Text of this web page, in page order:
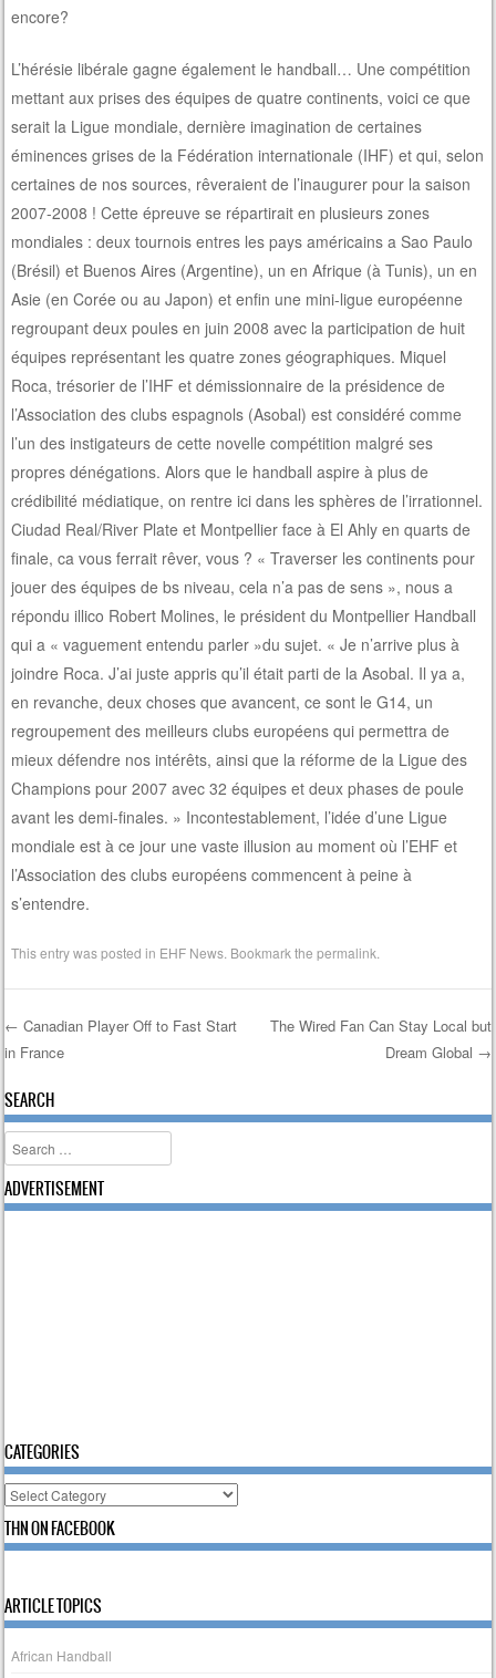
encore?
L’hérésie libérale gagne également le handball… Une compétition
mettant aux prises des équipes de quatre continents, voici ce que
serait la Ligue mondiale, dernière imagination de certaines
éminences grises de la Fédération internationale (IHF) et qui, selon
certaines de nos sources, rêveraient de l’inaugurer pour la saison
2007-2008 ! Cette épreuve se répartirait en plusieurs zones
mondiales : deux tournois entres les pays américains a Sao Paulo
(Brésil) et Buenos Aires (Argentine), un en Afrique (à Tunis), un en
Asie (en Corée ou au Japon) et enfin une mini-ligue européenne
regroupant deux poules en juin 2008 avec la participation de huit
équipes représentant les quatre zones géographiques. Miquel
Roca, trésorier de l’IHF et démissionnaire de la présidence de
l’Association des clubs espagnols (Asobal) est considéré comme
l’un des instigateurs de cette novelle compétition malgré ses
propres dénégations. Alors que le handball aspire à plus de
crédibilité médiatique, on rentre ici dans les sphères de l’irrationnel.
Ciudad Real/River Plate et Montpellier face à El Ahly en quarts de
finale, ca vous ferrait rêver, vous ? « Traverser les continents pour
jouer des équipes de bs niveau, cela n’a pas de sens », nous a
répondu illico Robert Molines, le président du Montpellier Handball
qui a « vaguement entendu parler »du sujet. « Je n’arrive plus à
joindre Roca. J’ai juste appris qu’il était parti de la Asobal. Il ya a,
en revanche, deux choses que avancent, ce sont le G14, un
regroupement des meilleurs clubs européens qui permettra de
mieux défendre nos intérêts, ainsi que la réforme de la Ligue des
Champions pour 2007 avec 32 équipes et deux phases de poule
avant les demi-finales. » Incontestablement, l’idée d’une Ligue
mondiale est à ce jour une vaste illusion au moment où l’EHF et
l’Association des clubs européens commencent à peine à
s’entendre.
This entry was posted in EHF News . Bookmark thepermalink
Post navigation
← Canadian Player Off to Fast Start
in France
The Wired Fan Can Stay Local but
Dream Global →
SEARCH
Search
ADVERTISEMENT
CATEGORIES
Categories
THN ON FACEBOOK
ARTICLE TOPICS
African Handball